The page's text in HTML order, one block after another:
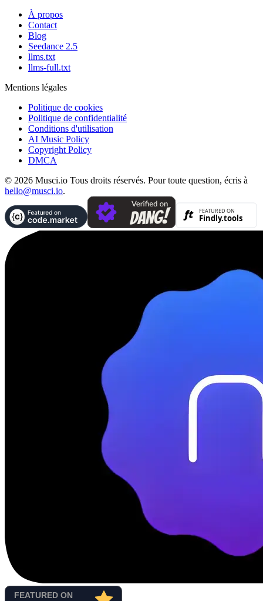
À propos
Contact
Blog
Seedance 2.5
llms.txt
llms-full.txt
Mentions légales
Politique de cookies
Politique de confidentialité
Conditions d'utilisation
AI Music Policy
Copyright Policy
DMCA
© 2026 Musci.io Tous droits réservés. Pour toute question, écris à
hello@musci.io.